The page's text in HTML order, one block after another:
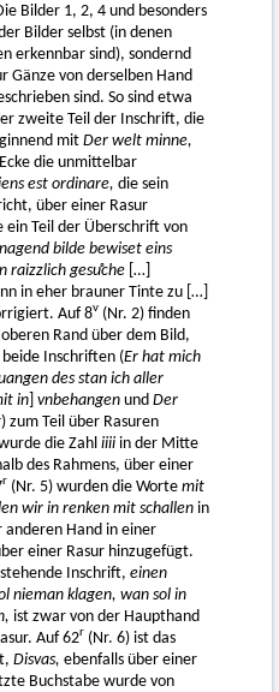
Bilder 1, 2, 4 und besonders
Bilder selbst (in denen
erkennbar sind), sondernd
Gänze von derselben Hand
sind. So sind etwa
zweite Teil der Inschrift, die
mit Der welt minne,
die unmittelbar
est ordinare, die sein
über einer Rasur
ein Teil der Überschrift von
bilde bewiset eins
raizzlich gesuͦche […]
in eher brauner Tinte zu […]
Auf 8v (Nr. 2) finden
Rand über dem Bild,
Inschriften (Er hat mich
des stan ich aller
in vnbehangen und Der
) zum Teil über Rasuren
die Zahl iiii in der Mitte
des Rahmens, über einer
r (Nr. 5) wurden die Worte mit
wir in renken mit schallen in
Hand in einer
einer Rasur hinzugefügt.
Inschrift, einen
nieman klagen, wan sol in
ist zwar von der Haupthand
Auf 62r (Nr. 6) ist das
Disvas, ebenfalls über einer
Buchstabe wurde von